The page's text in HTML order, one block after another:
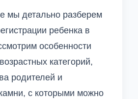
мы детально разберем
ребенка в
особенности
категорий,
родителей и
с которыми можно